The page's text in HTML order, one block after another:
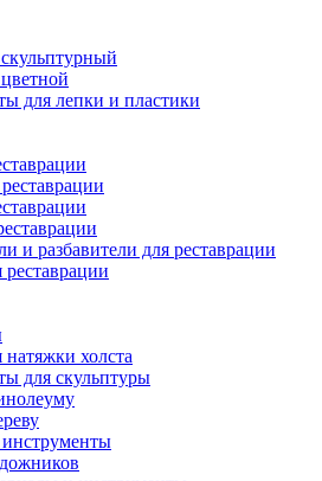
для лепки и пластики
и разбавители для реставрации
холста
для скульптуры